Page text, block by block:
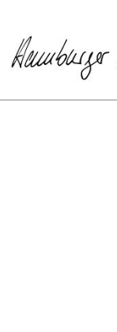
Navigation
|
Seiteninhalt